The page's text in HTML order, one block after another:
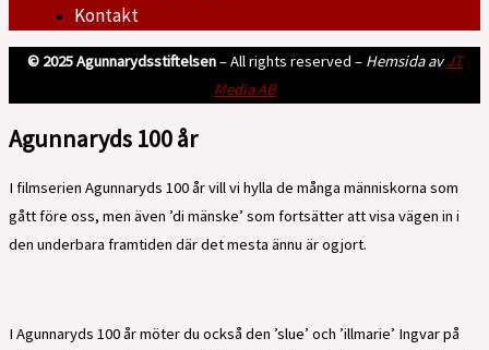
Kontakt
© 2025 Agunnarydsstiftelsen– All rights reserved – Hemsida avJT
Media AB
Agunnaryds 100 år
I filmserien Agunnaryds 100 år vill vi hylla de många människorna som
gått före oss, men även ’di mänske’ som fortsätter att visa vägen in i
den underbara framtiden där det mesta ännu är ogjort.
I Agunnaryds 100 år möter du också den ’slue’ och ’illmarie’ Ingvar på